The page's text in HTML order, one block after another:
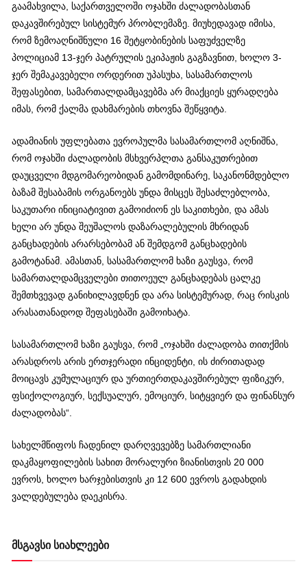
გაამახვილა, საქართველოში ოჯახში ძალადობასთან
დაკავშირებულ სისტემურ პრობლემაზე. მიუხედავად იმისა,
რომ ზემოაღნიშნული 16 შეტყობინების საფუძველზე
პოლიციამ 13-ჯერ პატრულის ეკიპაჟის გაგზავნით, ხოლო 3-
ჯერ შემაკავებელი ორდერით უპასუხა, სასამართლოს
შეფასებით, სამართალდამცავებმა არ მიაქციეს ყურადღება
იმას, რომ ქალმა დახმარების თხოვნა შეწყვიტა.
ადამიანის უფლებათა ევროპულმა სასამართლომ აღნიშნა,
რომ ოჯახში ძალადობის მსხვერპლთა განსაკუთრებით
დაუცველი მდგომარეობიდან გამომდინარე, საკანონმდებლო
ბაზამ შესაბამის ორგანოებს უნდა მისცეს შესაძლებლობა,
საკუთარი ინიციატივით გამოიძიონ ეს საკითხები, და ამას
ხელი არ უნდა შეუშალოს დაზარალებულის მხრიდან
განცხადების არარსებობამ ან შემდგომ განცხადების
გამოტანამ. ამასთან, სასამართლომ ხაზი გაუსვა, რომ
სამართალდამცველები თითოეულ განცხადებას ცალკე
შემთხვევად განიხილავდნენ და არა სისტემურად, რაც რისკის
არასათანადოდ შეფასებაში გამოიხატა.
სასამართლომ ხაზი გაუსვა, რომ „ოჯახში ძალადობა თითქმის
არასდროს არის ერთჯერადი ინციდენტი, ის ძირითადად
მოიცავს კუმულაციურ და ურთიერთდაკავშირებულ ფიზიკურ,
ფსიქოლოგიურ, სექსუალურ, ემოციურ, სიტყვიერ და ფინანსურ
ძალადობას“.
სახელმწიფოს ჩადენილ დარღვევებზე სამართლიანი
დაკმაყოფილების სახით მორალური ზიანისთვის 20 000
ევროს, ხოლო ხარჯებისთვის კი 12 600 ევროს გადახდის
ვალდებულება დაეკისრა.
მსგავსი სიახლეები